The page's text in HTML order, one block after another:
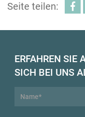
Seite teilen:
ERFAHREN SIE
SICH BEI UNS